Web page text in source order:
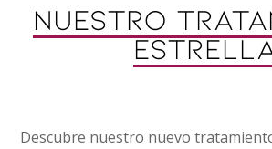
NUESTRO
Descubre nuestro nuevo